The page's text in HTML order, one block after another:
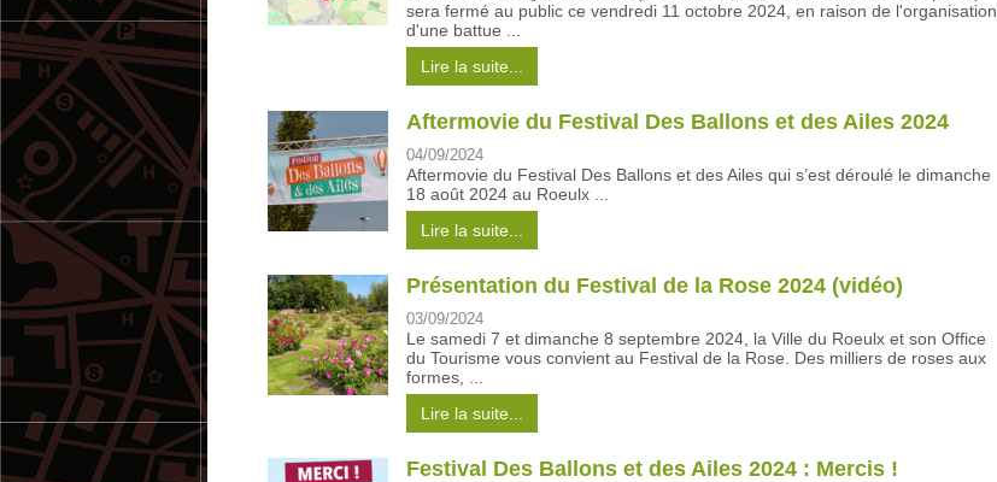
sera fermé au public ce vendredi 11 octobre 2024, en raison de l'organisation
d'une battue ...
Lire la suite...
Aftermovie du Festival Des Ballons et des Ailes 2024
04/09/2024
Aftermovie du Festival Des Ballons et des Ailes qui s’est déroulé le dimanche
18 août 2024 au Roeulx ...
Lire la suite...
Présentation du Festival de la Rose 2024 (vidéo)
03/09/2024
Le samedi 7 et dimanche 8 septembre 2024, la Ville du Roeulx et son Office
du Tourisme vous convient au Festival de la Rose. Des milliers de roses aux
formes, ...
Lire la suite...
Festival Des Ballons et des Ailes 2024 : Mercis !